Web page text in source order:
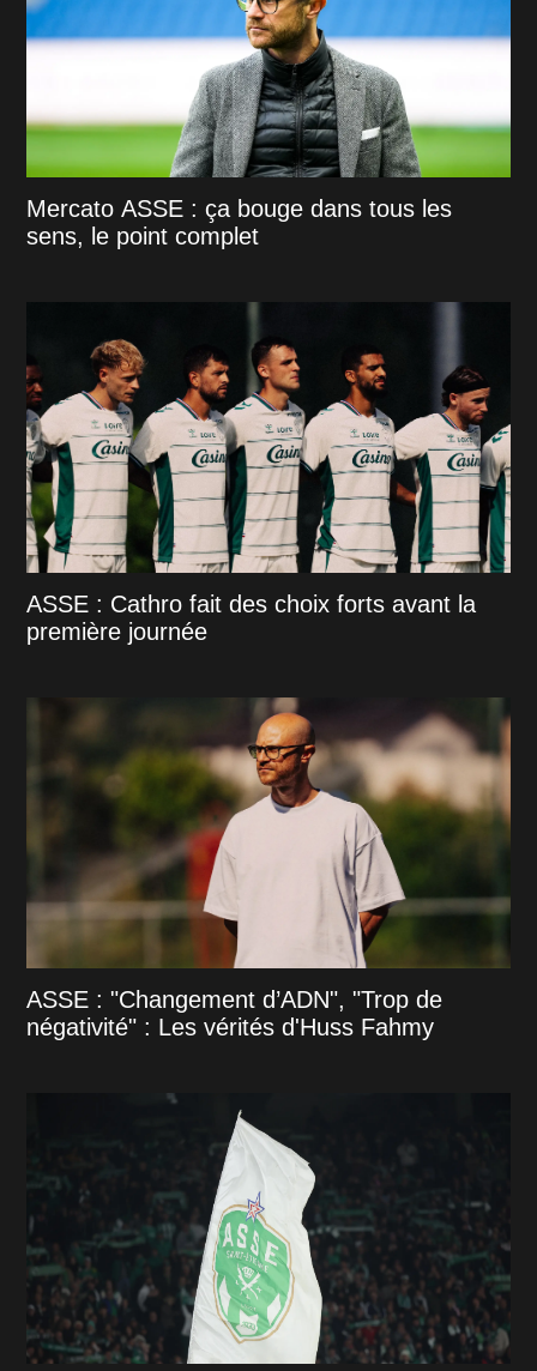
Mercato ASSE : ça bouge dans tous les
sens, le point complet
ASSE : Cathro fait des choix forts avant la
première journée
ASSE : "Changement d’ADN", "Trop de
négativité" : Les vérités d'Huss Fahmy